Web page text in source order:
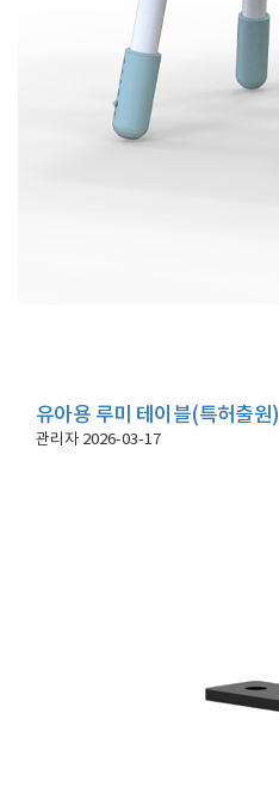
유아용 루미 테이블(특허출원)
관리자 2026-03-17